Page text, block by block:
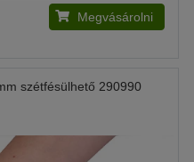
Megvásárolni
szétfésülhető 290990